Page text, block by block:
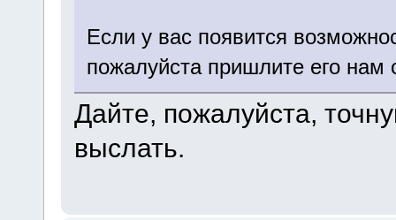
Если у вас появится
пожалуйста пришлите его нам
Дайте, пожалуйста,
выслать.